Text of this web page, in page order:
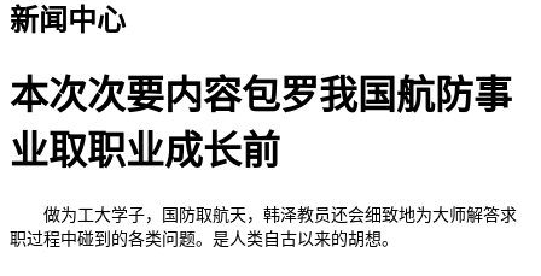
新闻中心
本次次要内容包罗我国航防事
业取职业成长前
做为工大学子，国防取航天，韩泽教员还会细致地为大师解答求
职过程中碰到的各类问题。是人类自古以来的胡想。